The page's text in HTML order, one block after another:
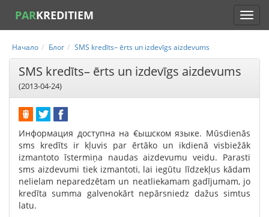
PARKREDITIEM
Начало Блог SMS kredīts– ērts un izdevīgs aizdevums
SMS kredīts– ērts un izdevīgs aizdevums
(2013-04-24)
Информация доступна на €ышском языке. Mūsdienās
sms kredīts ir kļuvis par ērtāko un ikdienā visbiežāk
izmantoto īstermiņa naudas aizdevumu veidu. Parasti
sms aizdevumi tiek izmantoti, lai iegūtu līdzekļus kādam
nelielam neparedzētam un neatliekamam gadījumam, jo
kredīta summa galvenokārt nepārsniedz dažus simtus
latu.